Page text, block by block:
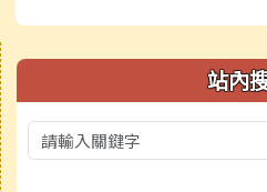
右邊區域內容 站內